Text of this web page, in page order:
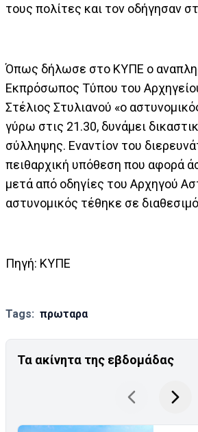
τους πολίτες και τον οδήγησαν
Όπως δήλωσε στο ΚΥΠΕ ο
Εκπρόσωπος Τύπου του
Στέλιος Στυλιανού «ο
γύρω στις 21.30, δυνάμει
σύλληψης. Εναντίον του
πειθαρχική υπόθεση που αφορά
μετά από οδηγίες του Αρχηγού
αστυνομικός τέθηκε σε
Πηγή: ΚΥΠΕ
Tags: πρωταρα
Τα ακίνητα της εβδομάδας